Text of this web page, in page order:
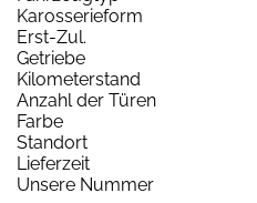
Karosserieform
Erst-Zul.
Getriebe
Kilometerstand
Anzahl der Türen
Farbe
Standort
Lieferzeit
Unsere Nummer